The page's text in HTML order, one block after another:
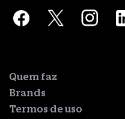
Quem faz
Brands
Termos de uso